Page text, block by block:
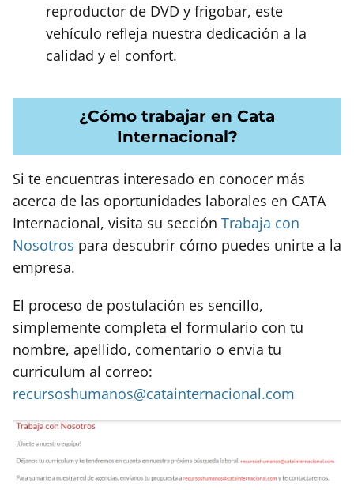
reproductor de DVD y frigobar, este
vehículo refleja nuestra dedicación a la
calidad y el confort.
¿Cómo trabajar en Cata
Internacional?
Si te encuentras interesado en conocer más
acerca de las oportunidades laborales en CATA
Internacional, visita su sección Trabaja con
Nosotros para descubrir cómo puedes unirte a la
empresa.
El proceso de postulación es sencillo,
simplemente completa el formulario con tu
nombre, apellido, comentario o envia tu
curriculum al correo:
recursoshumanos@catainternacional.com